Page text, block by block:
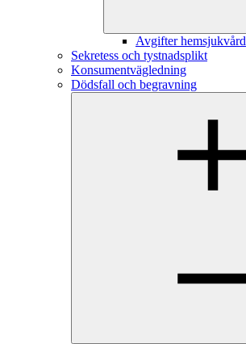
Avgifter hemsjukvård
Sekretess och tystnadsplikt
Konsumentvägledning
Dödsfall och begravning